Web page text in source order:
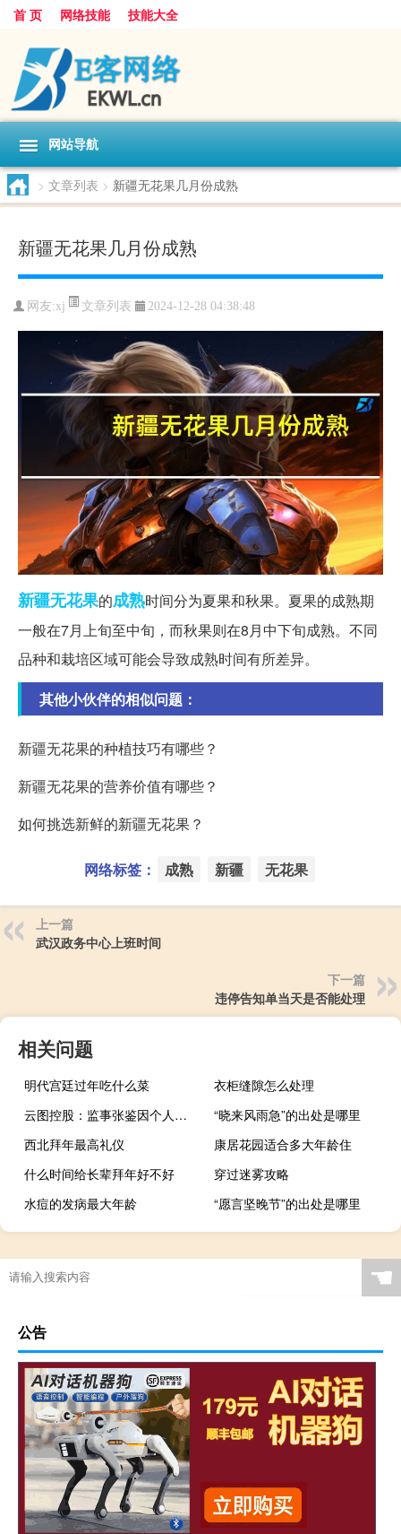
首 页 网络技能 技能大全
网站导航
> 文章列表 > 新疆无花果几月份成熟
新疆无花果几月份成熟
网友:xj 文章列表 2024-12-28 04:38:48
新疆无花果的成熟时间分为夏果和秋果。夏果的成熟期
一般在7月上旬至中旬，而秋果则在8月中下旬成熟。不同
品种和栽培区域可能会导致成熟时间有所差异。
其他小伙伴的相似问题：
新疆无花果的种植技巧有哪些？
新疆无花果的营养价值有哪些？
如何挑选新鲜的新疆无花果？
网络标签： 成熟 新疆 无花果
上一篇
武汉政务中心上班时间
下一篇
违停告知单当天是否能处理
相关问题
明代宫廷过年吃什么菜
衣柜缝隙怎么处理
云图控股：监事张鉴因个人原因被监视居住
“晓来风雨急”的出处是哪里
西北拜年最高礼仪
康居花园适合多大年龄住
什么时间给长辈拜年好不好
穿过迷雾攻略
水痘的发病最大年龄
“愿言坚晚节”的出处是哪里
☚
公告